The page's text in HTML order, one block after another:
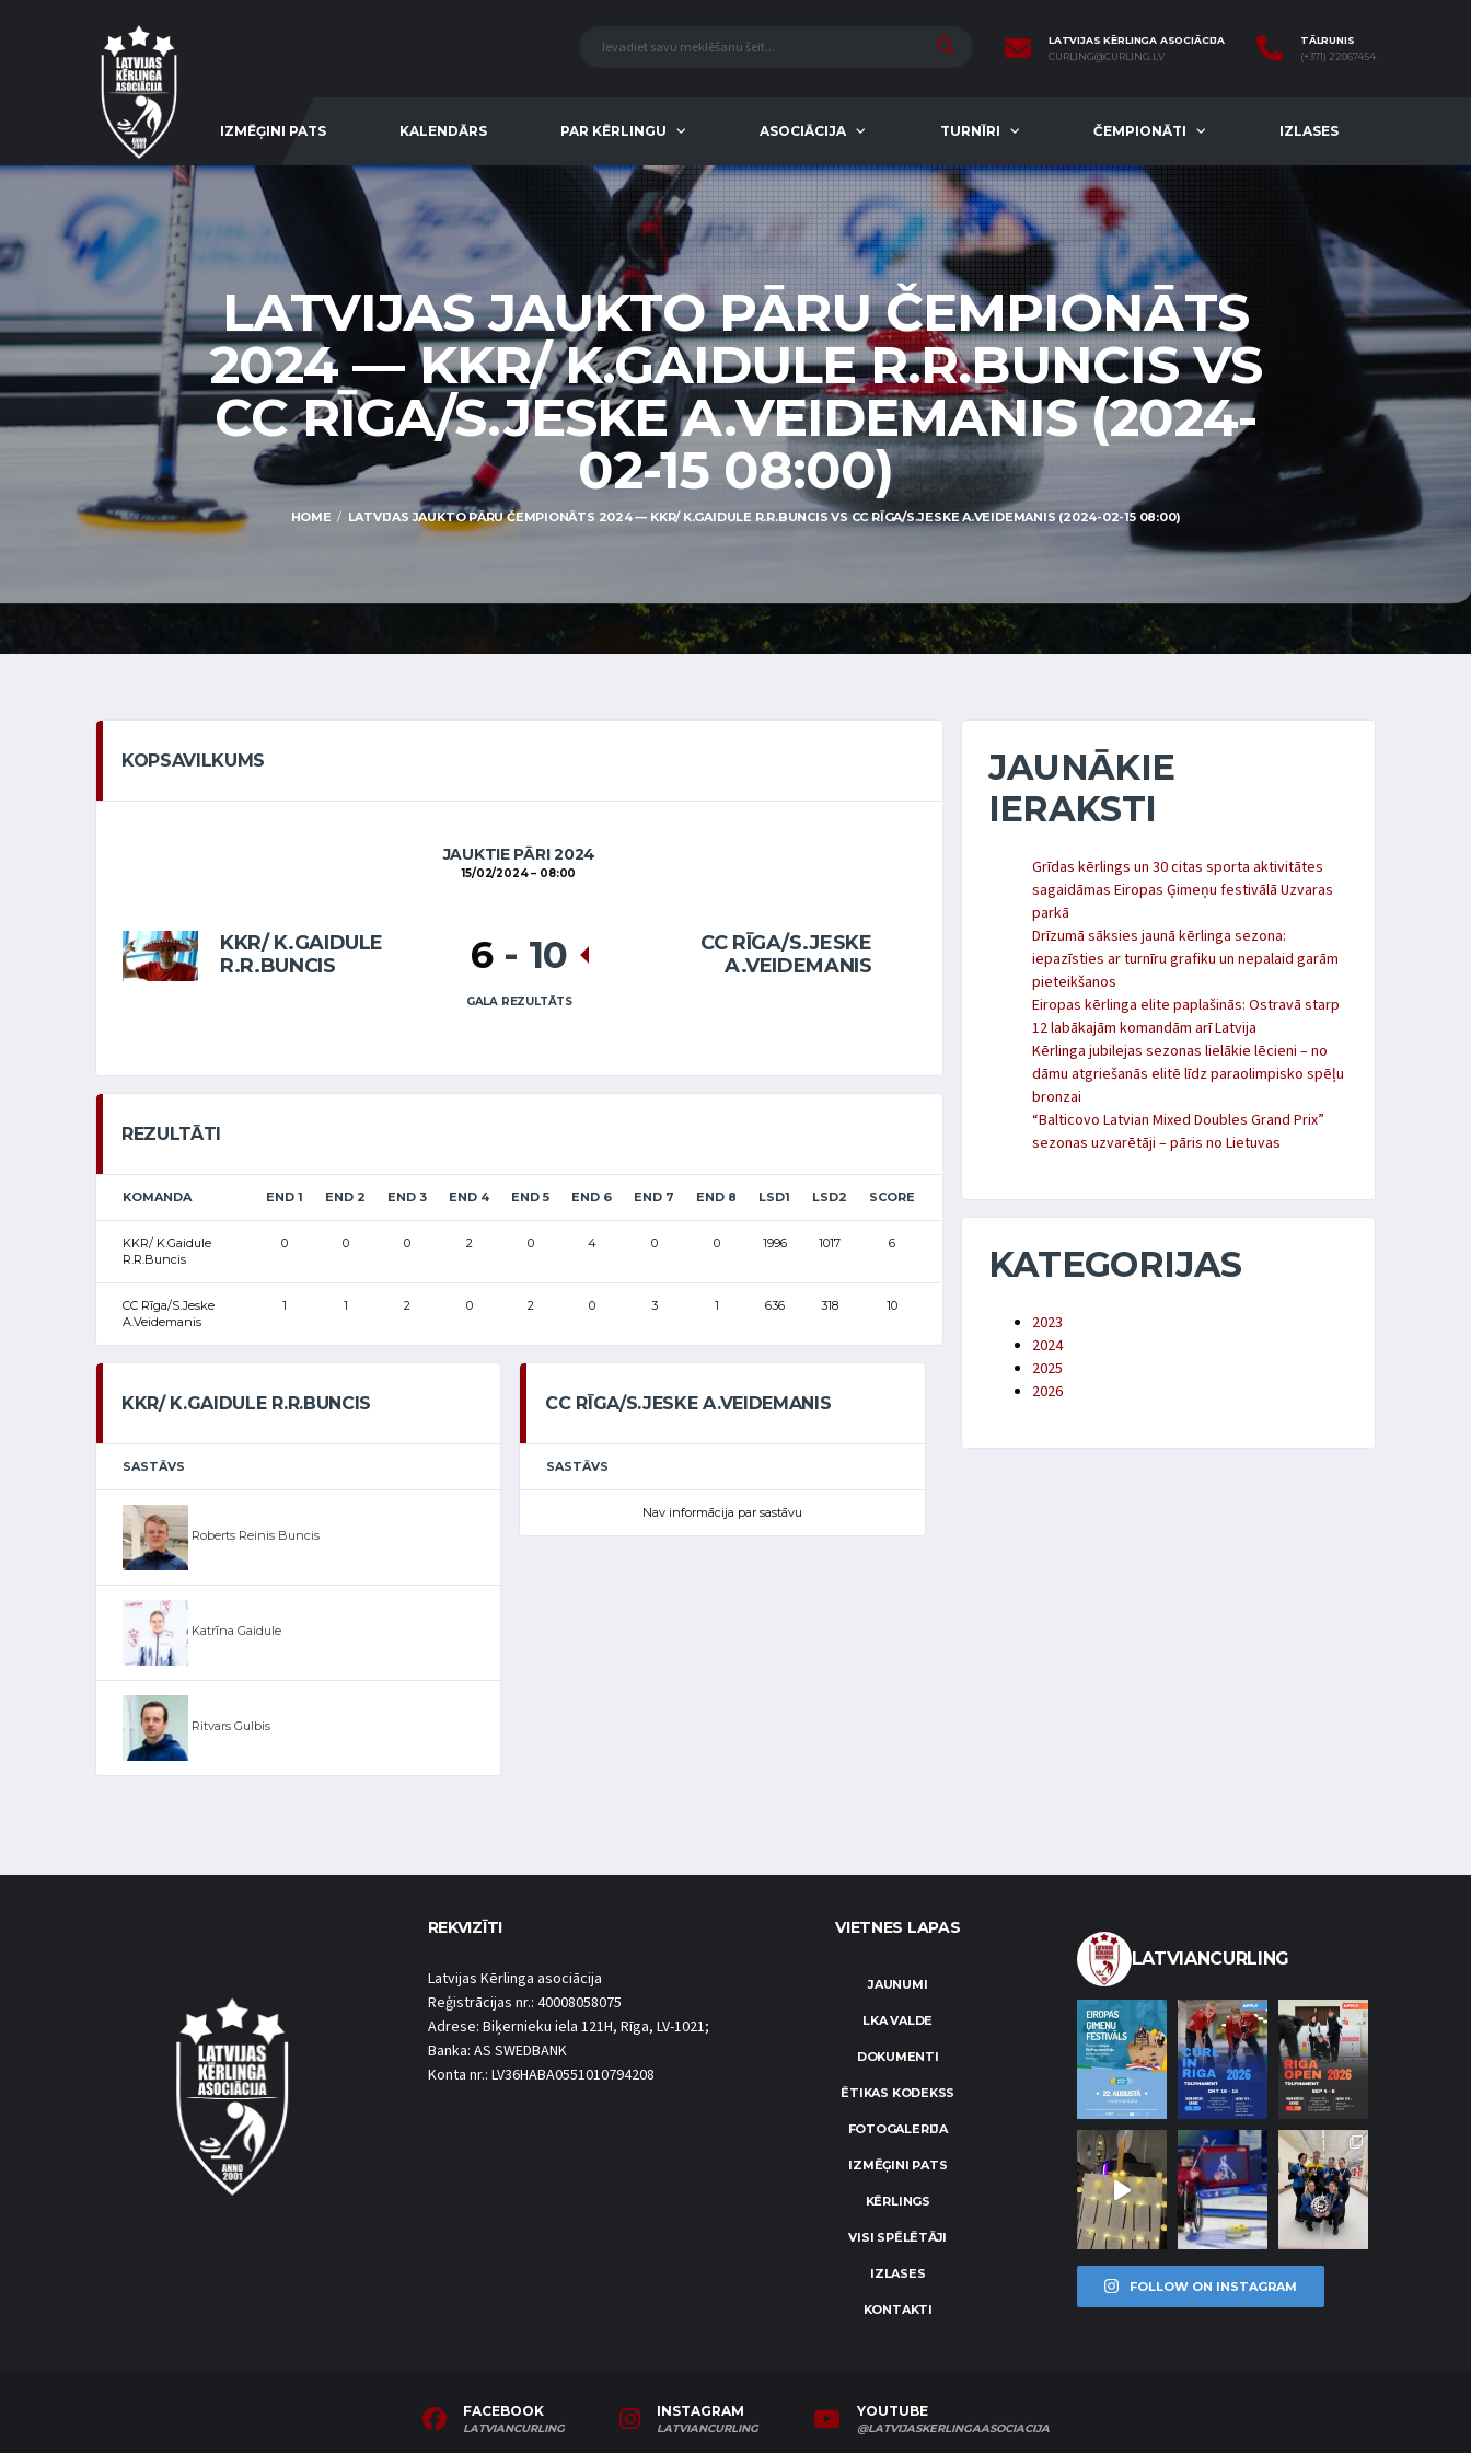
LATVIJAS KĒRLINGA ASOCIĀCIJA
CURLING@CURLING.LV
TĀLRUNIS
(+371) 22067454
IZMĒĢINI PATS KALENDĀRS PAR KĒRLINGU ASOCIĀCIJA TURNĪRI ČEMPIONĀTI IZLASES
LATVIJAS JAUKTO PĀRU ČEMPIONĀTS
2024 — KKR/ K.GAIDULE R.R.BUNCIS VS
CC RĪGA/S.JESKE A.VEIDEMANIS (2024-
02-15 08:00)
HOME LATVIJAS JAUKTO PĀRU ČEMPIONĀTS 2024 — KKR/ K.GAIDULE R.R.BUNCIS VS CC RĪGA/S.JESKE A.VEIDEMANIS (2024-02-15 08:00)
KOPSAVILKUMS
JAUKTIE PĀRI 2024
15/02/2024 08:00
KKR/ K.GAIDULE
R.R.BUNCIS
CC RĪGA/S.JESKE
A.VEIDEMANIS
6 - 10
GALA REZULTĀTS
REZULTĀTI
KOMANDA END 1 END 2 END 3 END 4 END 5 END 6 END 7 END 8 LSD1 LSD2 SCORE
KKR/ K.Gaidule
R.R.Buncis
0 0 0 2 0 4 0 0 1996 1017 6
CC Rīga/S.Jeske
A.Veidemanis
1 1 2 0 2 0 3 1 636 318 10
KKR/ K.GAIDULE R.R.BUNCIS
SASTĀVS
Roberts Reinis Buncis
Katrīna Gaidule
Ritvars Gulbis
CC RĪGA/S.JESKE A.VEIDEMANIS
SASTĀVS
Nav informācija par sastāvu
JAUNĀKIE
IERAKSTI
Grīdas kērlings un 30 citas sporta aktivitātes
sagaidāmas Eiropas Ģimeņu festivālā Uzvaras
parkā
Drīzumā sāksies jaunā kērlinga sezona:
iepazīsties ar turnīru grafiku un nepalaid garām
pieteikšanos
Eiropas kērlinga elite paplašinās: Ostravā starp
12 labākajām komandām arī Latvija
Kērlinga jubilejas sezonas lielākie lēcieni – no
dāmu atgriešanās elitē līdz paraolimpisko spēļu
bronzai
“Balticovo Latvian Mixed Doubles Grand Prix”
sezonas uzvarētāji – pāris no Lietuvas
KATEGORIJAS
2023
2024
2025
2026
REKVIZĪTI
Latvijas Kērlinga asociācija
Reģistrācijas nr.: 40008058075
Adrese: Biķernieku iela 121H, Rīga, LV-1021;
Banka: AS SWEDBANK
Konta nr.: LV36HABA0551010794208
VIETNES LAPAS
JAUNUMI
LKA VALDE
DOKUMENTI
ĒTIKAS KODEKSS
FOTOGALERIJA
IZMĒĢINI PATS
KĒRLINGS
VISI SPĒLĒTĀJI
IZLASES
KONTAKTI
LATVIANCURLING
FOLLOW ON INSTAGRAM
FACEBOOK
LATVIANCURLING
INSTAGRAM
LATVIANCURLING
YOUTUBE
@LATVIJASKERLINGAASOCIACIJA